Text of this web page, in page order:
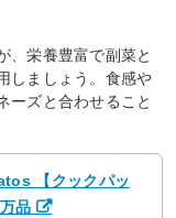
、栄養豊富で副菜と
しましょう。食感や
ーズと合わせること
【クックパッ
品